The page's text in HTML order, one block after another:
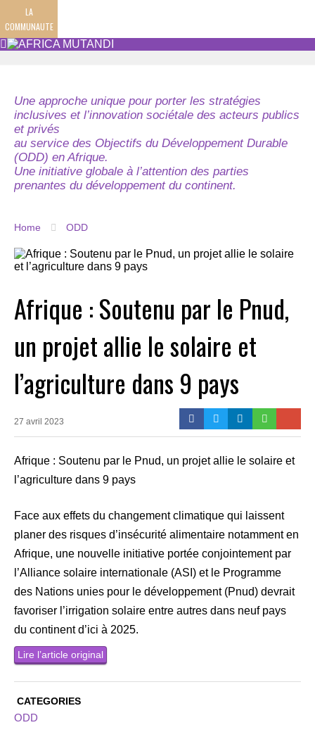
LA
COMMUNAUTE
Une approche unique pour porter les stratégies
inclusives et l’innovation sociétale des acteurs publics
et privés
au service des Objectifs du Développement Durable
(ODD) en Afrique.
Une initiative globale à l’attention des parties
prenantes du développement du continent.
Home ODD
Afrique : Soutenu par le Pnud,
un projet allie le solaire et
l’agriculture dans 9 pays
27 avril 2023
Afrique : Soutenu par le Pnud, un projet allie le solaire et
l’agriculture dans 9 pays
Face aux effets du changement climatique qui laissent
planer des risques d’insécurité alimentaire notamment en
Afrique, une nouvelle initiative portée conjointement par
l’Alliance solaire internationale (ASI) et le Programme
des Nations unies pour le développement (Pnud) devrait
favoriser l’irrigation solaire entre autres dans neuf pays
du continent d’ici à 2025.
Lire l’article original
CATEGORIES
ODD